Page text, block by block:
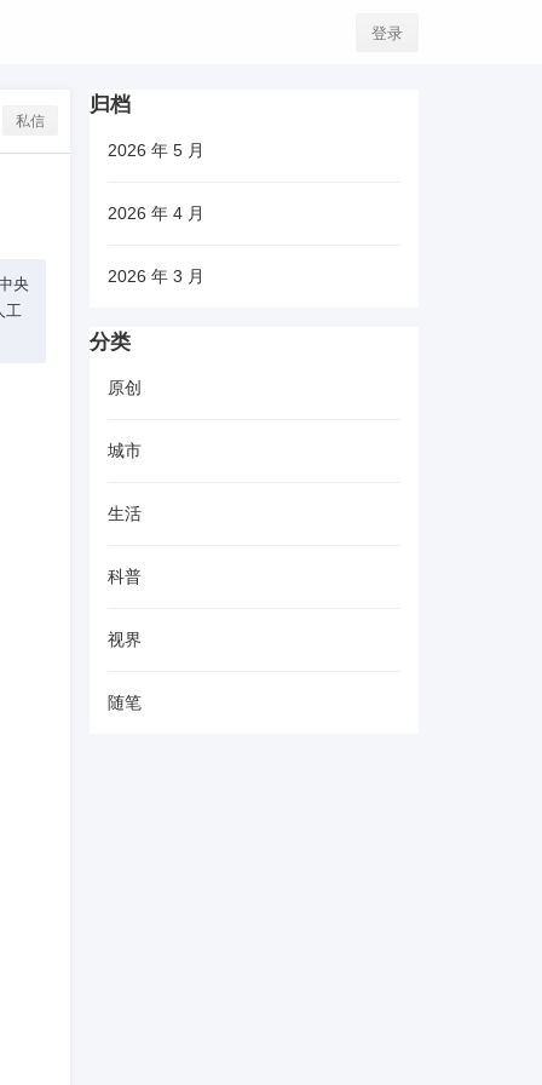
登录
私信
央
工
归档
2026 年 5 月
2026 年 4 月
2026 年 3 月
分类
原创
城市
生活
科普
视界
随笔